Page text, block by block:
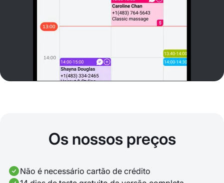
Os nossos preços
Não é necessário cartão de crédito